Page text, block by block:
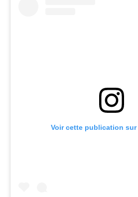
Voir cette publication sur